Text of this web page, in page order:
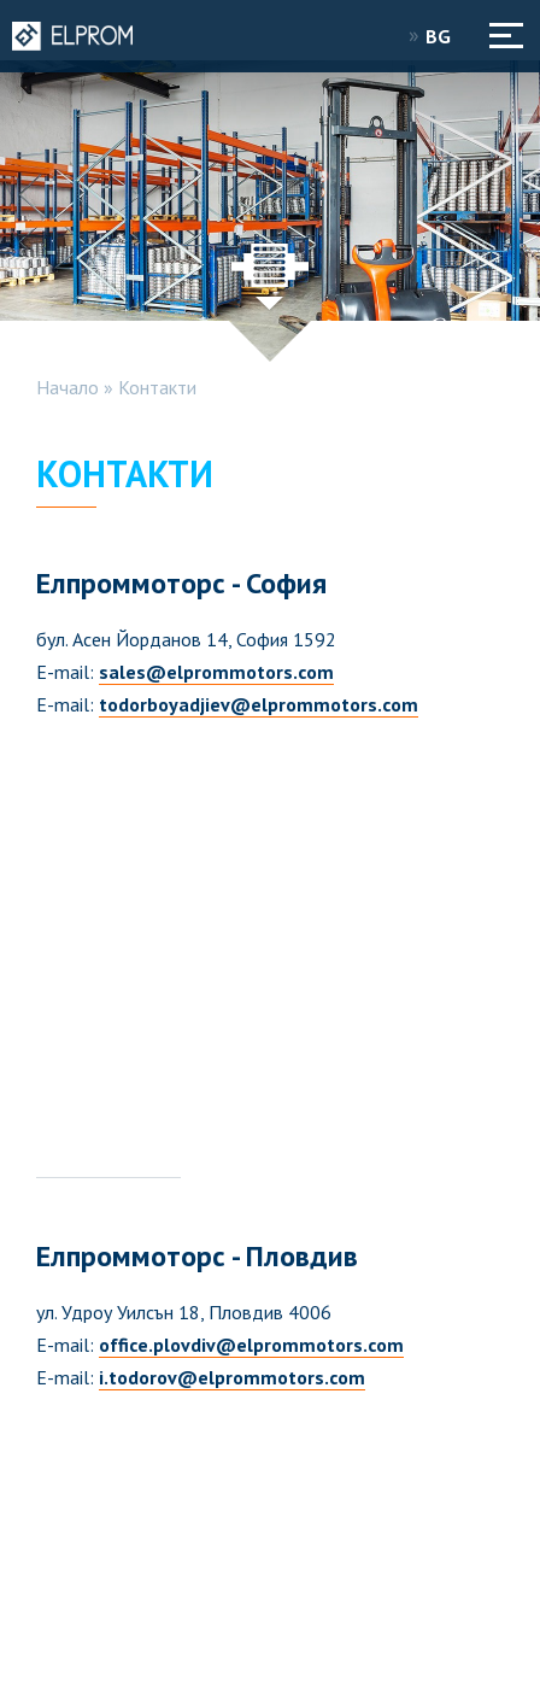
BG
Начало » Контакти
КОНТАКТИ
Елпроммоторс - София
бул. Асен Йорданов 14, София 1592
E-mail: sales@elprommotors.com
E-mail: todorboyadjiev@elprommotors.com
Елпроммоторс - Пловдив
ул. Удроу Уилсън 18, Пловдив 4006
E-mail: office.plovdiv@elprommotors.com
E-mail: i.todorov@elprommotors.com